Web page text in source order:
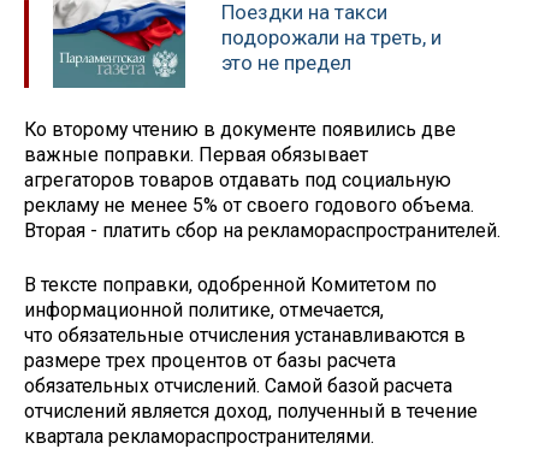
Поездки на такси
подорожали на треть, и
это не предел
Ко второму чтению в документе появились две
важные поправки. Первая обязывает
агрегаторов товаров отдавать под социальную
рекламу не менее 5% от своего годового объема.
Вторая - платить сбор на рекламораспространителей.
В тексте поправки, одобренной Комитетом по
информационной политике, отмечается,
что обязательные отчисления устанавливаются в
размере трех процентов от базы расчета
обязательных отчислений. Самой базой расчета
отчислений является доход, полученный в течение
квартала рекламораспространителями.